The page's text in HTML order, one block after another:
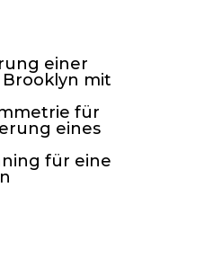
einer
Brooklyn mit
für
eines
für eine